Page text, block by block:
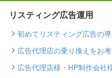
リスティング広告運用
初めてリスティング広告の
広告代理店の乗り換えをお
広告代理店様・HP制作会社